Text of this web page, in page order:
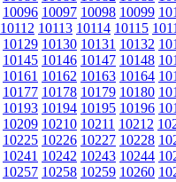
10096 10097 10098 10099
10112 10113 10114 10115
10129 10130 10131 10132
10145 10146 10147 10148
10161 10162 10163 10164
10177 10178 10179 10180
10193 10194 10195 10196
10209 10210 10211 10212
10225 10226 10227 10228
10241 10242 10243 10244
10257 10258 10259 10260